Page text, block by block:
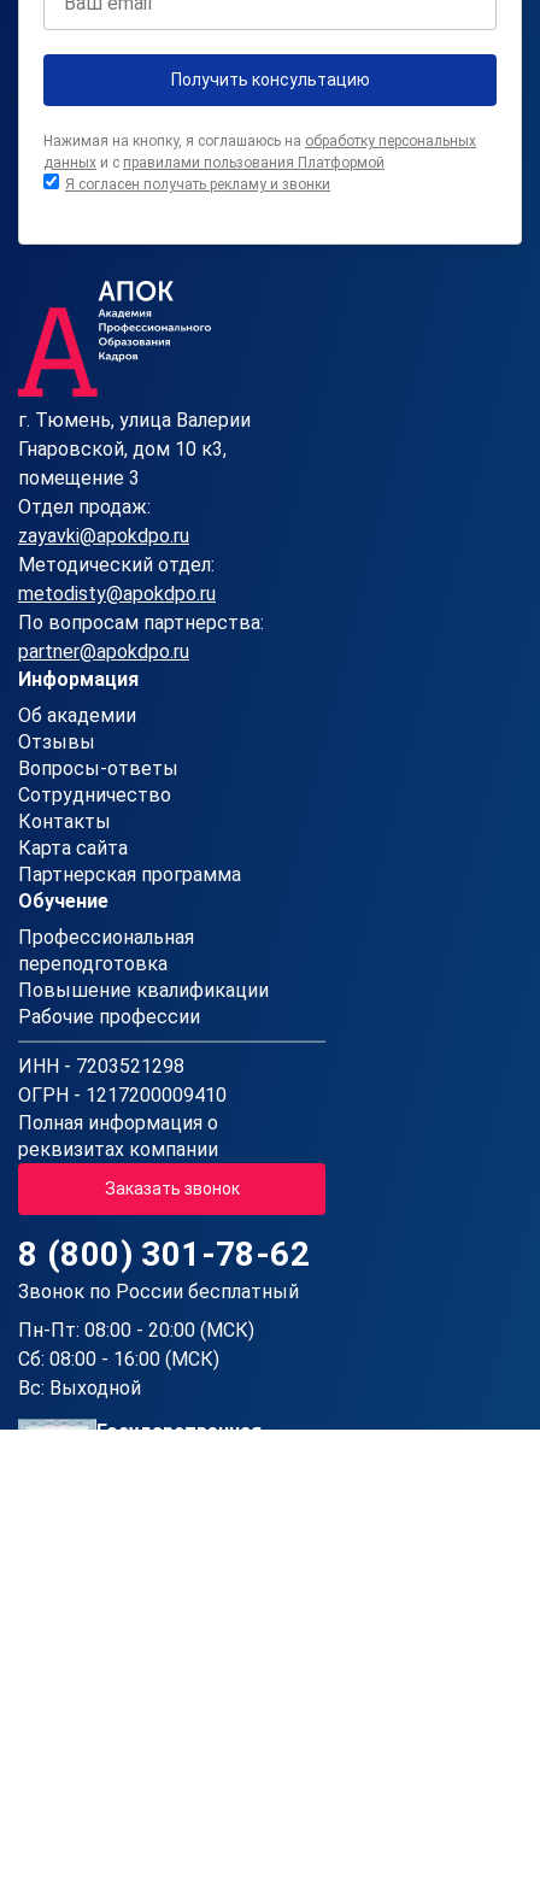
Получить консультацию
Нажимая на кнопку, я соглашаюсь на обработку персональных
данных и с правилами пользования Платформой
Я согласен получать рекламу и звонки
г. Тюмень, улица Валерии
Гнаровской, дом 10 к3,
помещение 3
Отдел продаж:
zayavki@apokdpo.ru
Методический отдел:
metodisty@apokdpo.ru
По вопросам партнерства:
partner@apokdpo.ru
Информация
Об академии
Отзывы
Вопросы-ответы
Сотрудничество
Контакты
Карта сайта
Партнерская программа
Обучение
Профессиональная
переподготовка
Повышение квалификации
Рабочие профессии
ИНН - 7203521298
ОГРН - 1217200009410
Полная информация о
реквизитах компании
Заказать звонок
8 (800) 301-78-62
Звонок по России бесплатный
Пн-Пт: 08:00 - 20:00 (МСК)
Сб: 08:00 - 16:00 (МСК)
Вс: Выходной
Государственная